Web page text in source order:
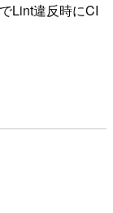
Lint違反時にCI